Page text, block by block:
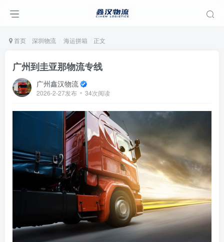
首页 深圳物流 海运拼箱 正文
广州到圭亚那物流专线
广州鑫汉物流
2026-2-27发布 34次阅读